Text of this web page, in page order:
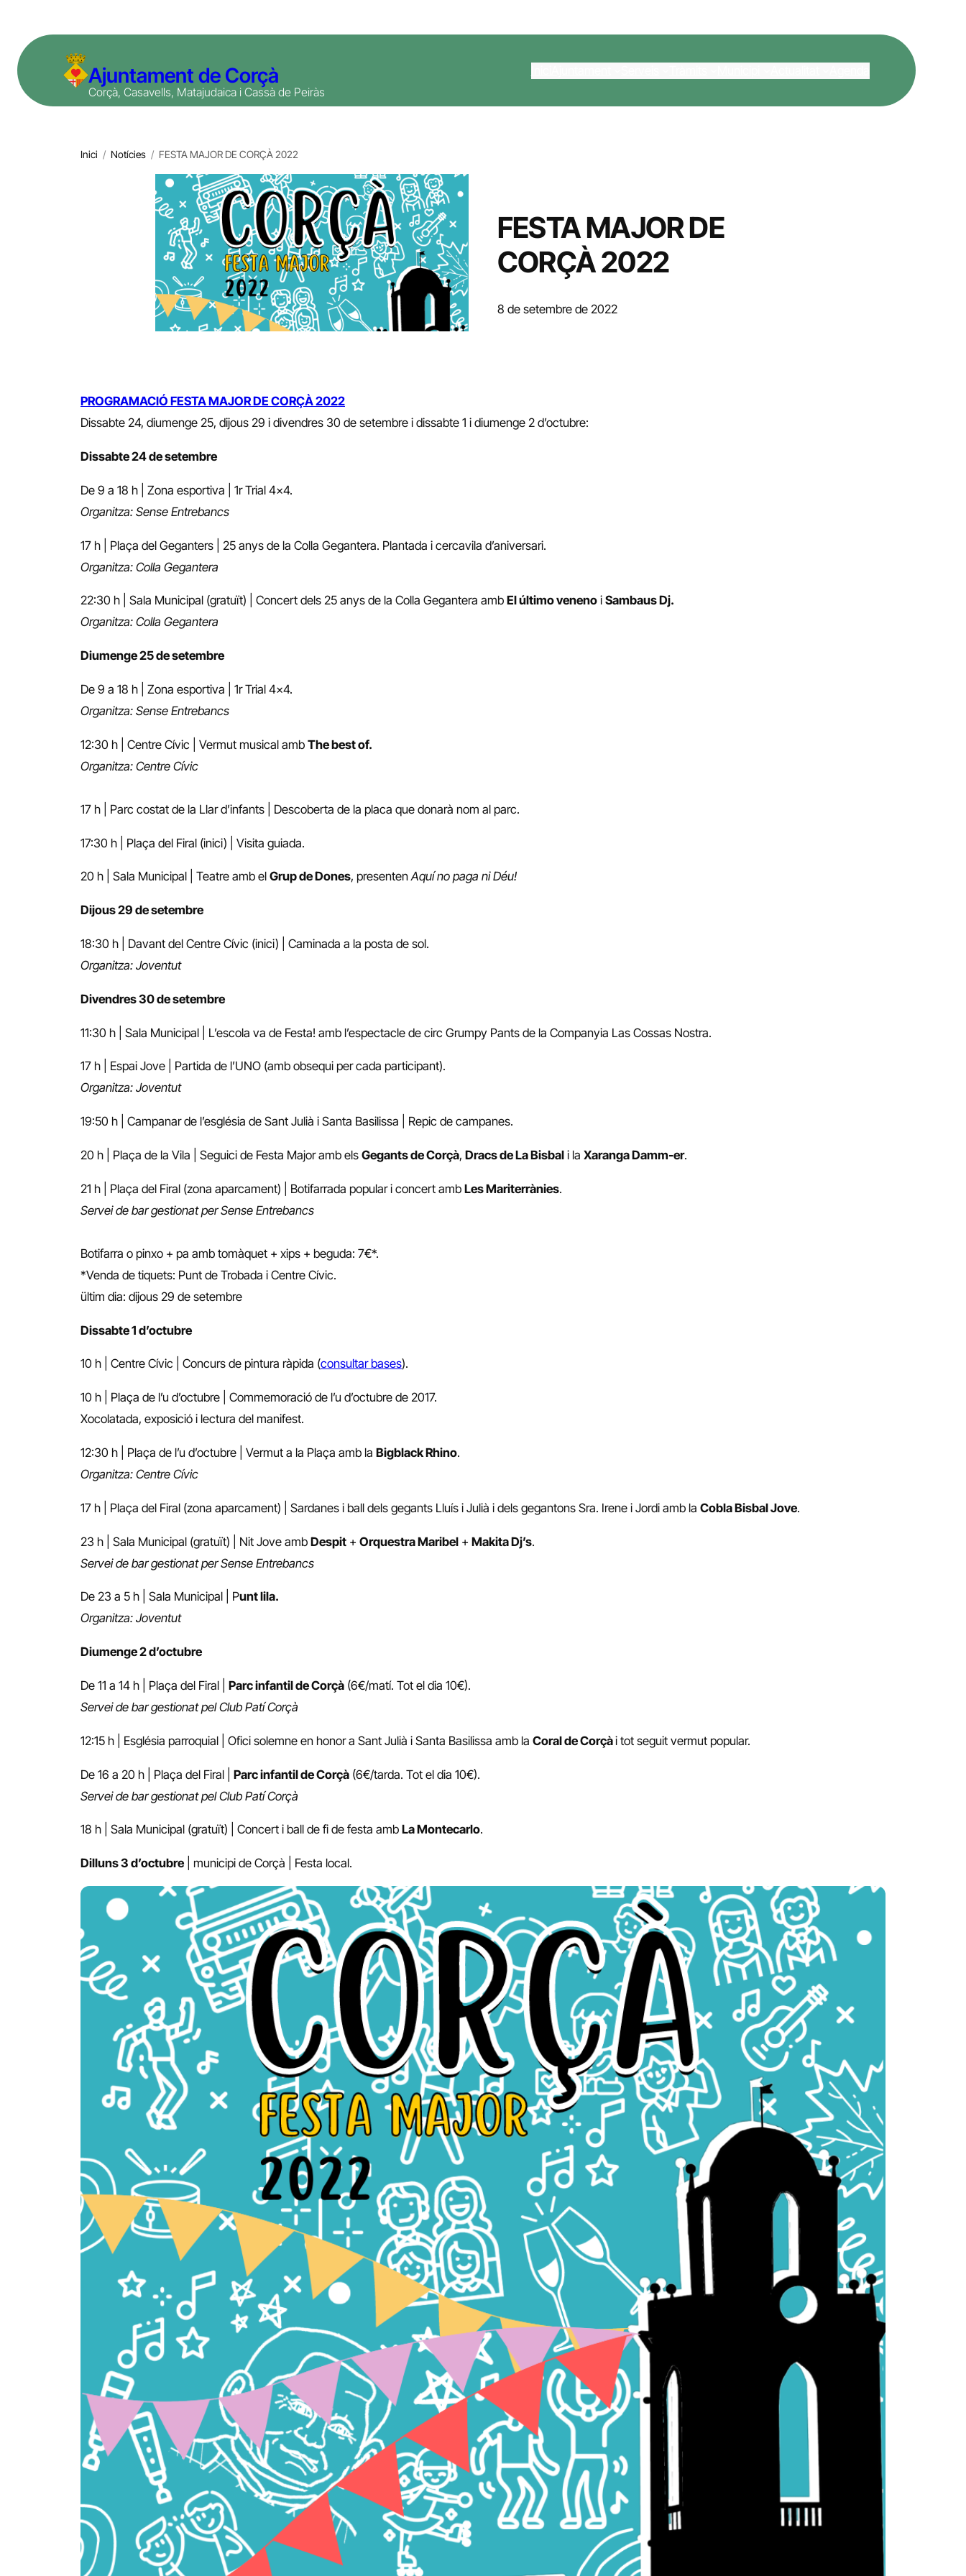
contingut
Ajuntament de Corçà
Corçà, Casavells, Matajudaica i Cassà de Peiràs
Inici / Notícies / FESTA MAJOR DE CORÇÀ 2022
FESTA MAJOR DE
CORÇÀ 2022
8 de setembre de 2022
PROGRAMACIÓ FESTA MAJOR DE CORÇÀ 2022
Dissabte 24, diumenge 25, dijous 29 i divendres 30 de setembre i dissabte 1 i diumenge 2 d’octubre:
Dissabte 24 de setembre
De 9 a 18 h | Zona esportiva | 1r Trial 4×4.
Organitza: Sense Entrebancs
17 h | Plaça del Geganters | 25 anys de la Colla Gegantera. Plantada i cercavila d’aniversari.
Organitza: Colla Gegantera
22:30 h | Sala Municipal (gratuït) | Concert dels 25 anys de la Colla Gegantera amb El último veneno i Sambaus Dj.
Organitza: Colla Gegantera
Diumenge 25 de setembre
De 9 a 18 h | Zona esportiva | 1r Trial 4×4.
Organitza: Sense Entrebancs
12:30 h | Centre Cívic | Vermut musical amb The best of.
Organitza: Centre Cívic
17 h | Parc costat de la Llar d’infants | Descoberta de la placa que donarà nom al parc.
17:30 h | Plaça del Firal (inici) | Visita guiada.
20 h | Sala Municipal | Teatre amb el Grup de Dones, presentenAquí no paga ni Déu!
Dijous 29 de setembre
18:30 h | Davant del Centre Cívic (inici) | Caminada a la posta de sol.
Organitza: Joventut
Divendres 30 de setembre
11:30 h | Sala Municipal | L’escola va de Festa! amb l’espectacle de circ Grumpy Pants de la Companyia Las Cossas Nostra.
17 h | Espai Jove | Partida de l’UNO (amb obsequi per cada participant).
Organitza: Joventut
19:50 h | Campanar de l’església de Sant Julià i Santa Basilissa | Repic de campanes.
20 h | Plaça de la Vila | Seguici de Festa Major amb els Gegants de Corçà, Dracs de La Bisbal i la Xaranga Damm-er.
21 h | Plaça del Firal (zona aparcament) | Botifarrada popular i concert amb Les Mariterrànies.
Servei de bar gestionat per Sense Entrebancs
Botifarra o pinxo + pa amb tomàquet + xips + beguda: 7€*.
*Venda de tiquets: Punt de Trobada i Centre Cívic.
ültim dia: dijous 29 de setembre
Dissabte 1 d’octubre
10 h | Centre Cívic | Concurs de pintura ràpida (consultar bases).
10 h | Plaça de l’u d’octubre | Commemoració de l’u d’octubre de 2017.
Xocolatada, exposició i lectura del manifest.
12:30 h | Plaça de l’u d’octubre | Vermut a la Plaça amb la Bigblack Rhino.
Organitza: Centre Cívic
17 h | Plaça del Firal (zona aparcament) | Sardanes i ball dels gegants Lluís i Julià i dels gegantons Sra. Irene i Jordi amb la Cobla Bisbal Jove.
23 h | Sala Municipal (gratuït) | Nit Jove amb Despit + Orquestra Maribel + Makita Dj’s.
Servei de bar gestionat per Sense Entrebancs
De 23 a 5 h | Sala Municipal | Punt lila.
Organitza: Joventut
Diumenge 2 d’octubre
De 11 a 14 h | Plaça del Firal | Parc infantil de Corçà (6€/matí. Tot el dia 10€).
Servei de bar gestionat pel Club Patí Corçà
12:15 h | Església parroquial | Ofici solemne en honor a Sant Julià i Santa Basilissa amb la Coral de Corçài tot seguit vermut popular.
De 16 a 20 h | Plaça del Firal | Parc infantil de Corçà (6€/tarda. Tot el dia 10€).
Servei de bar gestionat pel Club Patí Corçà
18 h | Sala Municipal (gratuït) | Concert i ball de fi de festa amb La Montecarlo.
Dilluns 3 d’octubre| municipi de Corçà | Festa local.